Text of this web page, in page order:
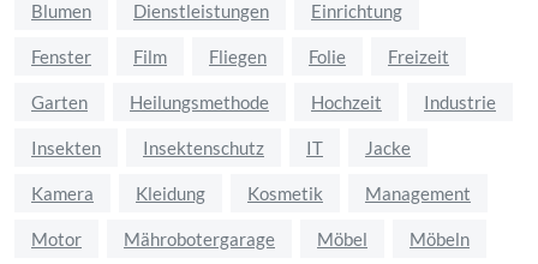
Blumen Dienstleistungen Einrichtung
Fenster Film Fliegen Folie Freizeit
Garten Heilungsmethode Hochzeit Industrie
Insekten Insektenschutz IT Jacke
Kamera Kleidung Kosmetik Management
Motor Mährobotergarage Möbel Möbeln